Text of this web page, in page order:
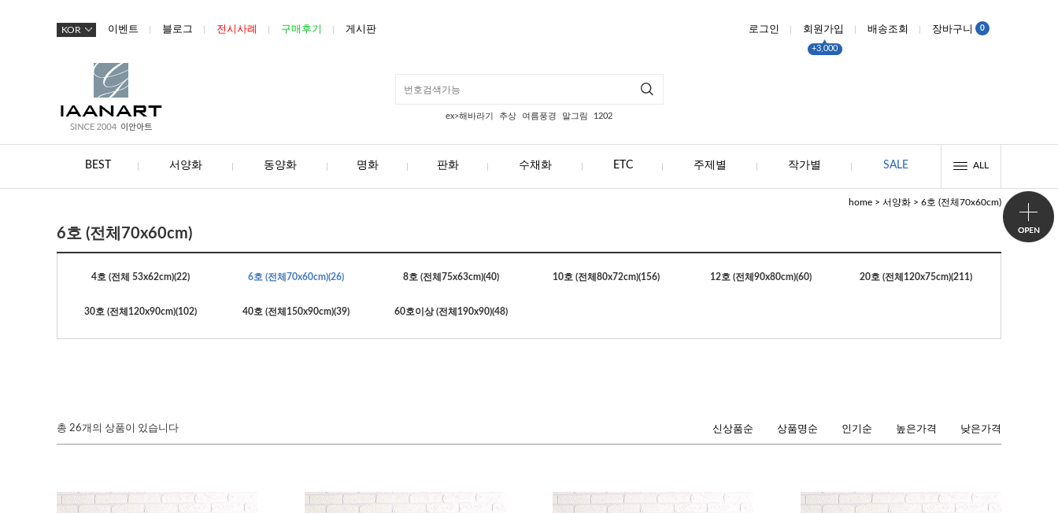
KOR 이벤트 블로그 전시사례 구매후기 게시판 로그인 회원가입
+3,000
배송조회 장바구니 0
ex>해바라기 추상 여름풍경 말그림 1202
BEST 서양화 동양화 명화 판화 수채화 ETC 주제별 작가별 SALE ALL
home > 서양화 > 6호 (전체70x60cm)
6호 (전체70x60cm)
4호 (전체 53x62cm)(22) 6호 (전체70x60cm)(26) 8호 (전체75x63cm)(40) 10호 (전체80x72cm)(156) 12호 (전체90x80cm)(60) 20호 (전체120x75cm)(211)
30호 (전체120x90cm)(102) 40호 (전체150x90cm)(39) 60호이상 (전체190x90)(48)
총 26개의 상품이 있습니다 신상품순 상품명순 인기순 높은가격 낮은가격